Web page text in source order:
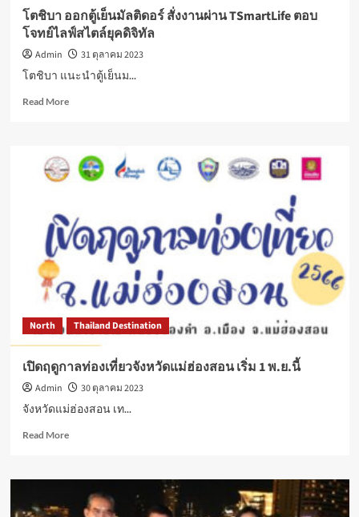
โตชิบา ออกตู้เย็นมัลติดอร์ สั่งงานผ่าน TSmartLife ตอบ
โจทย์ไลฟ์สไตล์ยุคดิจิทัล
Admin
31 ตุลาคม 2023
โตชิบา แนะนำตู้เย็นม...
Read MoreRead
ชิบา
ออก
มัลติ
ดอร์
สั่ง
ผ่าน
TSmartLife
โจทย์
ไลฟ์
สไตล์
ยุค
ดิจิทัล
North Thailand Destination
เปิดฤดูกาลท่องเที่ยวจังหวัดแม่ฮ่องสอน เริ่ม 1 พ.ย.นี้
Admin
30 ตุลาคม 2023
จังหวัดแม่ฮ่องสอน เท...
Read MoreRead
เปิด
ฤดูกาล
ท่อง